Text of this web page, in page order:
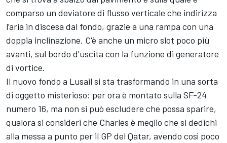
comparso un deviatore di flusso verticale che indirizza
l’aria in discesa dal fondo, grazie a una rampa con una
doppia inclinazione. C'è anche un micro slot poco più
avanti, sul bordo d'uscita con la funzione di generatore
di vortice.
Il nuovo fondo a Lusail si sta trasformando in una sorta
di oggetto misterioso: per ora è montato sulla SF-24
numero 16, ma non si può escludere che possa sparire,
qualora si consideri che Charles è meglio che si dedichi
alla messa a punto per il GP del Qatar, avendo così poco